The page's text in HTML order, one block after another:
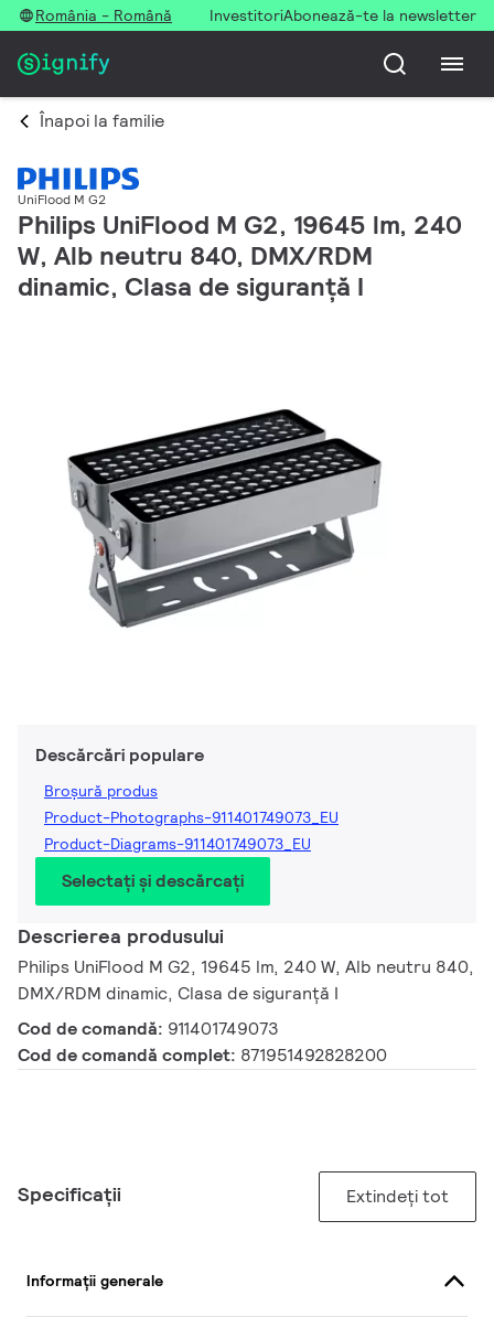
România - Română InvestitoriAbonează-te la newsletter
Înapoi la familie
UniFlood M G2
Philips UniFlood M G2, 19645 lm, 240
W, Alb neutru 840, DMX/RDM
dinamic, Clasa de siguranță I
Descărcări populare
Broșură produs
Product-Photographs-911401749073_EU
Product-Diagrams-911401749073_EU
Selectați și descărcați
Descrierea produsului
Philips UniFlood M G2, 19645 lm, 240 W, Alb neutru 840,
DMX/RDM dinamic, Clasa de siguranță I
Cod de comandă: 911401749073
Cod de comandă complet: 871951492828200
Specificații Extindeți tot
Informații generale